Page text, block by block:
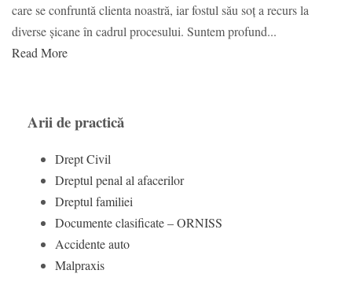
care se confruntă clienta noastră, iar fostul său soț a recurs la
diverse șicane în cadrul procesului. Suntem profund...
Read More
Arii de practică
Drept Civil
Dreptul penal al afacerilor
Dreptul familiei
Documente clasificate – ORNISS
Accidente auto
Malpraxis